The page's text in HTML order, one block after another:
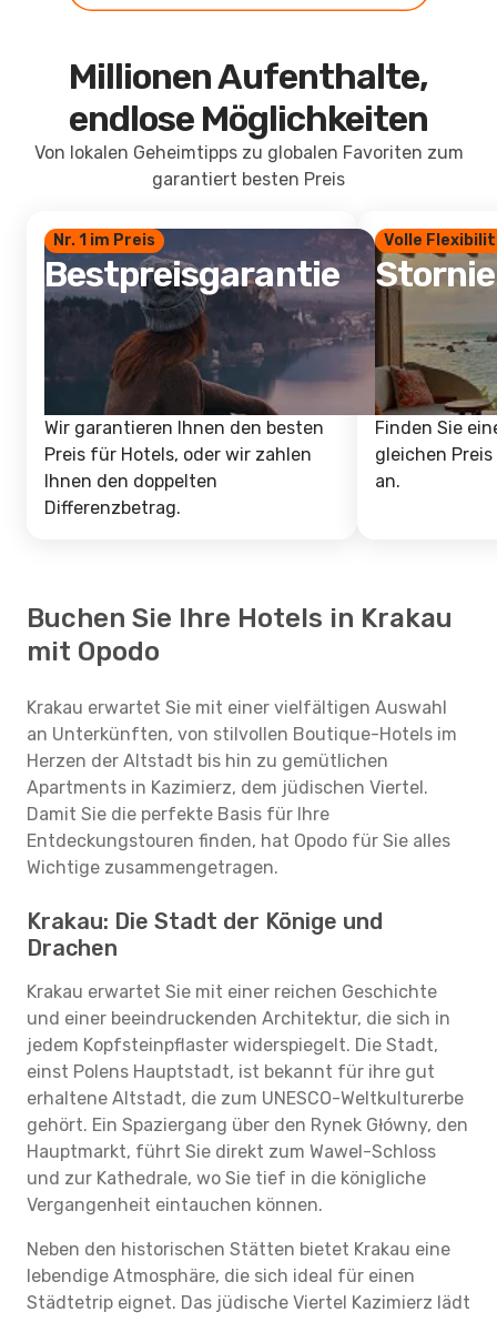
Millionen Aufenthalte,
endlose Möglichkeiten
Von lokalen Geheimtipps zu globalen Favoriten zum
garantiert besten Preis
Nr. 1 im Preis
Bestpreisgarantie
Wir garantieren Ihnen den besten
Preis für Hotels, oder wir zahlen
Ihnen den doppelten
Differenzbetrag.
Volle
Finden Sie
gleichen
an.
Buchen Sie Ihre Hotels in Krakau
mit Opodo
Krakau erwartet Sie mit einer vielfältigen Auswahl
an Unterkünften, von stilvollen Boutique-Hotels im
Herzen der Altstadt bis hin zu gemütlichen
Apartments in Kazimierz, dem jüdischen Viertel.
Damit Sie die perfekte Basis für Ihre
Entdeckungstouren finden, hat Opodo für Sie alles
Wichtige zusammengetragen.
Krakau: Die Stadt der Könige und
Drachen
Krakau erwartet Sie mit einer reichen Geschichte
und einer beeindruckenden Architektur, die sich in
jedem Kopfsteinpflaster widerspiegelt. Die Stadt,
einst Polens Hauptstadt, ist bekannt für ihre gut
erhaltene Altstadt, die zum UNESCO-Weltkulturerbe
gehört. Ein Spaziergang über den Rynek Główny, den
Hauptmarkt, führt Sie direkt zum Wawel-Schloss
und zur Kathedrale, wo Sie tief in die königliche
Vergangenheit eintauchen können.
Neben den historischen Stätten bietet Krakau eine
lebendige Atmosphäre, die sich ideal für einen
Städtetrip eignet. Das jüdische Viertel Kazimierz lädt